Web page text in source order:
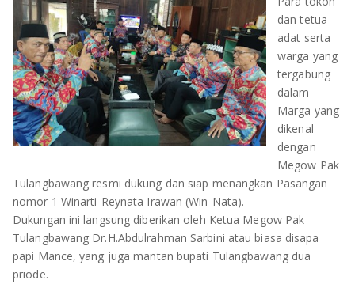
BANDAR LAMPUNG
METRO
LAMPUNG TENGAH
LAMPUNG UTARA
LAMPUNG BARAT
LAMPUNG SELATAN
PESAWARAN
WISATA
OLAHRAGA
ADVETORIAL
dan tetua
adat serta
warga yang
tergabung
dalam
Marga yang
dikenal
dengan
Megow Pak
Tulangbawang resmi dukung dan siap menangkan Pasangan
nomor 1 Winarti-Reynata Irawan (Win-Nata).
Dukungan ini langsung diberikan oleh Ketua Megow Pak
Tulangbawang Dr.H.Abdulrahman Sarbini atau biasa disapa
papi Mance, yang juga mantan bupati Tulangbawang dua
priode.